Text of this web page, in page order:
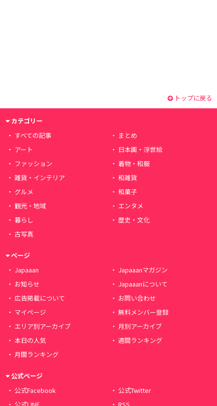
トップに戻る
カテゴリー
すべての記事
まとめ
アート
日本画・浮世絵
ファッション
着物・和服
雑貨・インテリア
和雑貨
グルメ
和菓子
観光・地域
エンタメ
暮らし
歴史・文化
古写真
ページ
Japaaan
Japaaanマガジン
お知らせ
Japaaanについて
広告掲載について
お問い合わせ
マイページ
無料メンバー登録
エリア別アーカイブ
月別アーカイブ
本日の人気
週間ランキング
月間ランキング
公式ページ
公式Facebook
公式Twitter